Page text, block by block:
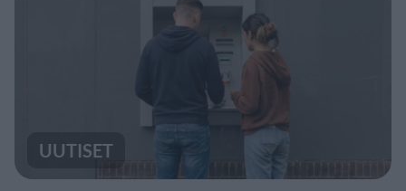
UUTISET